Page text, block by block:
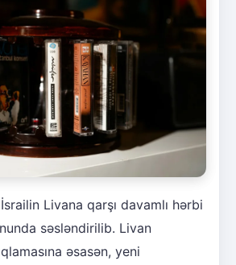
Livana qarşı davamlı hərbi
səsləndirilib. Livan
əsasən, yeni